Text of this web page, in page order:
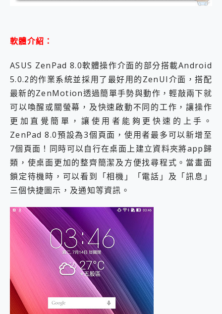
軟體介紹：
ASUS ZenPad 8.0軟體操作介面的部分搭載Android
5.0.2的作業系統並採用了最好用的ZenUI介面，搭配
最新的ZenMotion透過簡單手勢與動作，輕敲兩下就
可以喚醒或關螢幕，及快速啟動不同的工作，讓操作
更加直覺簡單，讓使用者能夠更快速的上手。
ZenPad 8.0預設為3個頁面，使用者最多可以新增至
7個頁面！ 同時可以自行在桌面上建立資料夾將app歸
類，使桌面更加的整齊簡潔及方便找尋程式。 當畫面
鎖定待機時，可以看到「相機」「電話」及「訊息」
三個快捷圖示，及通知等資訊。